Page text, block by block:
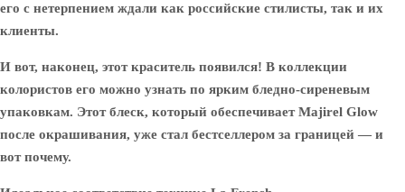
его с нетерпением ждали как российские стилисты, так и их
клиенты.
И вот, наконец, этот краситель появился! В коллекции
колористов его можно узнать по ярким бледно-сиреневым
упаковкам. Этот блеск, который обеспечивает Majirel Glow
после окрашивания, уже стал бестселлером за границей — и
вот почему.